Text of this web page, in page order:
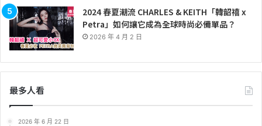
2024 春夏潮流 CHARLES & KEITH「韓韶禧 x
Petra」如何讓它成為全球時尚必備單品？
2026 年 4 月 2 日
最多人看
2026 年 6 月 22 日